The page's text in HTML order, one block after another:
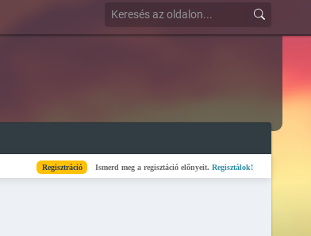
Regisztráció Ismerd meg a regisztáció előnyeit. Regisztálok! Kész